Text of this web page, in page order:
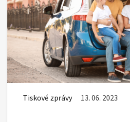
Tiskové zprávy 13. 06. 2023